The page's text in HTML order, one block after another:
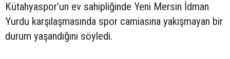
Kütahyaspor’un ev sahipliğinde Yeni Mersin İdman
Yurdu karşılaşmasında spor camiasına yakışmayan bir
durum yaşandığını söyledi.